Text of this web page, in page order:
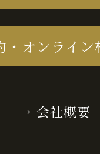
オンライン
会社概要